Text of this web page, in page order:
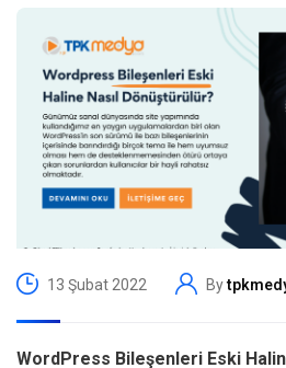
13 Şubat 2022 By
WordPress Bileşenleri Eski